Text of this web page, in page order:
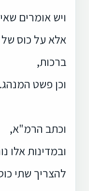
ויש אומרים
אלא על כוס
ברכות,
וכן פשט המנהג.
וכתב הרמ"א,
ובמדינות אלו
להצריך שתי